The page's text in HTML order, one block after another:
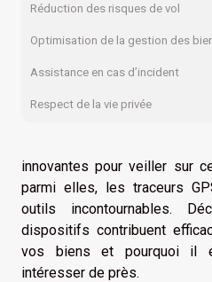
Réduction des risques de vol
Optimisation de la gestion des
Assistance en cas d’incident
Respect de la vie privée
innovantes pour veiller sur
parmi elles, les traceurs
outils incontournables.
dispositifs contribuent
vos biens et pourquoi il
intéresser de près.